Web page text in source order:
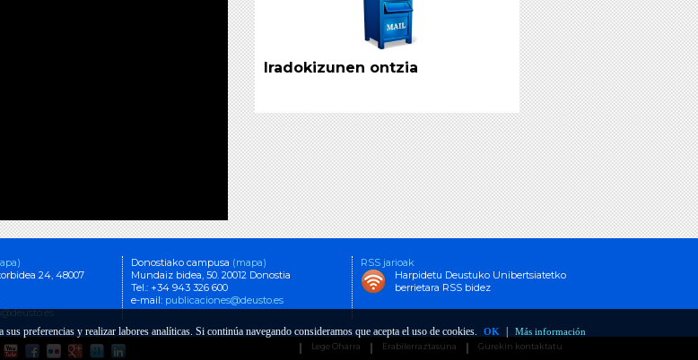
preferencias y realizar labores analíticas. Si continúa navegando consideramos que acepta el uso de cookies. OK Más información
Iradokizunen ontzia
24, 48007
Donostiako campusa (mapa)
Mundaiz bidea, 50. 20012 Donostia
Tel.: +34 943 326 600
e-mail: publicaciones@deusto.es
RSS jarioak
Harpidetu Deustuko Unibertsiatetko
berrietara RSS bidez
Gurekin kontaktatu
Erabilerraztasuna
Lege Oharra